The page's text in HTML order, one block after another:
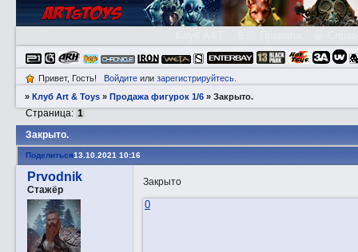
Привет, Гость! Войдитеили зарегистрируйтесь.
»Клуб Art & Toys »Продажа фигурок 1/6 »Закрытo.
Закрытo.
Страница: 1
Поделиться13.10.2021 10:16
Prvodnik
Стажёр
Закрыто
0